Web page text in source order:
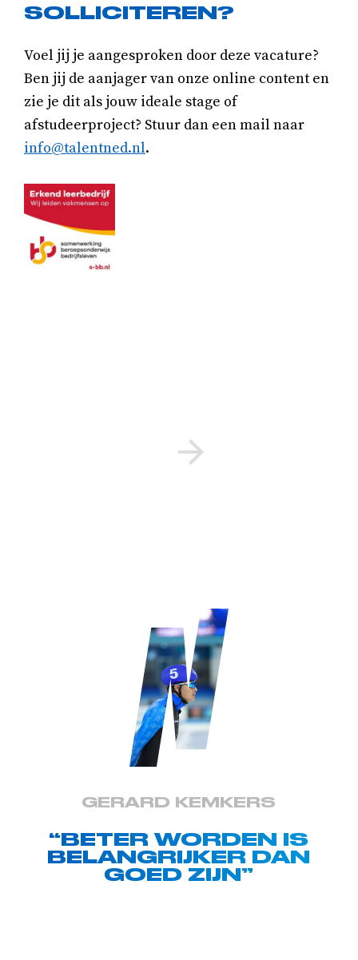
SOLLICITEREN?
Voel jij je aangesproken door deze vacature?
Ben jij de aanjager van onze online content en
zie je dit als jouw ideale stage of
afstudeerproject? Stuur dan een mail naar
info@talentned.nl.
GERARD KEMKERS
“BETER WORDEN IS
BELANGRIJKER DAN
GOED ZIJN”